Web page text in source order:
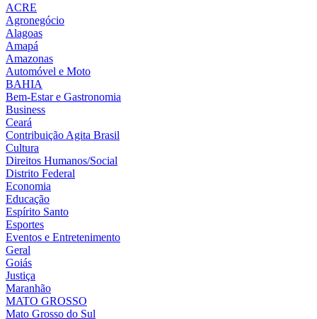
ACRE
Agronegócio
Alagoas
Amapá
Amazonas
Automóvel e Moto
BAHIA
Bem-Estar e Gastronomia
Business
Ceará
Contribuição Agita Brasil
Cultura
Direitos Humanos/Social
Distrito Federal
Economia
Educação
Espírito Santo
Esportes
Eventos e Entretenimento
Geral
Goiás
Justiça
Maranhão
MATO GROSSO
Mato Grosso do Sul